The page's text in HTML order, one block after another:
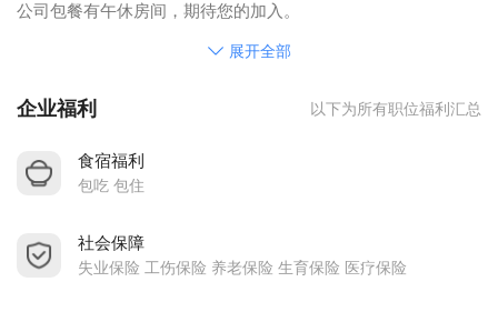
公司包餐有午休房间，期待您的加入。
展开全部
企业福利 以下为所有职位福利汇总
食宿福利
包吃 包住
社会保障
失业保险 工伤保险 养老保险 生育保险 医疗保险